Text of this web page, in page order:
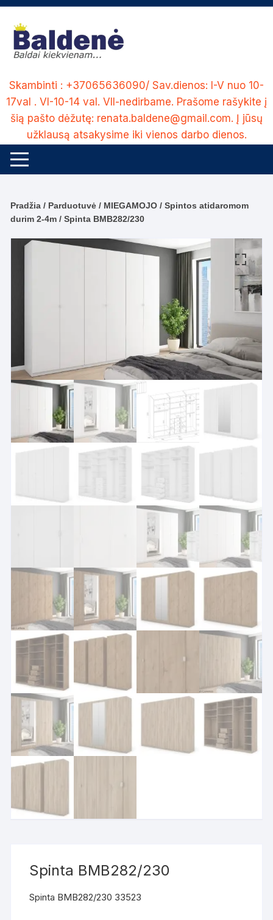
Skip
content
Skambinti : +37065636090/ Sav.dienos: I-V nuo 10-
17val . VI-10-14 val. VII-nedirbame. Prašome rašykite į
šią pašto dėžutę: renata.baldene@gmail.com. Į jūsų
užklausą atsakysime iki vienos darbo dienos.
Pradžia / Parduotuvė / MIEGAMOJO /Spintos atidaromom
durim 2-4m / Spinta BMB282/230
Spinta BMB282/230
Spinta BMB282/230 33523